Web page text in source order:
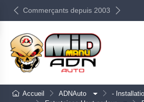
Commerçants depuis 2003
Accueil ADNAuto
-